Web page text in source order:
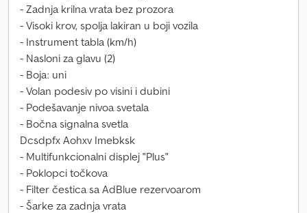
- Zadnja krilna vrata bez prozora
- Visoki krov, spolja lakiran u boji vozila
- Instrument tabla (km/h)
- Nasloni za glavu (2)
- Boja: uni
- Volan podesiv po visini i dubini
- Podešavanje nivoa svetala
- Bočna signalna svetla
Dcsdpfx Aohxv Imebksk
- Multifunkcionalni displej "Plus"
- Poklopci točkova
- Filter čestica sa AdBlue rezervoarom
- Šarke za zadnja vrata